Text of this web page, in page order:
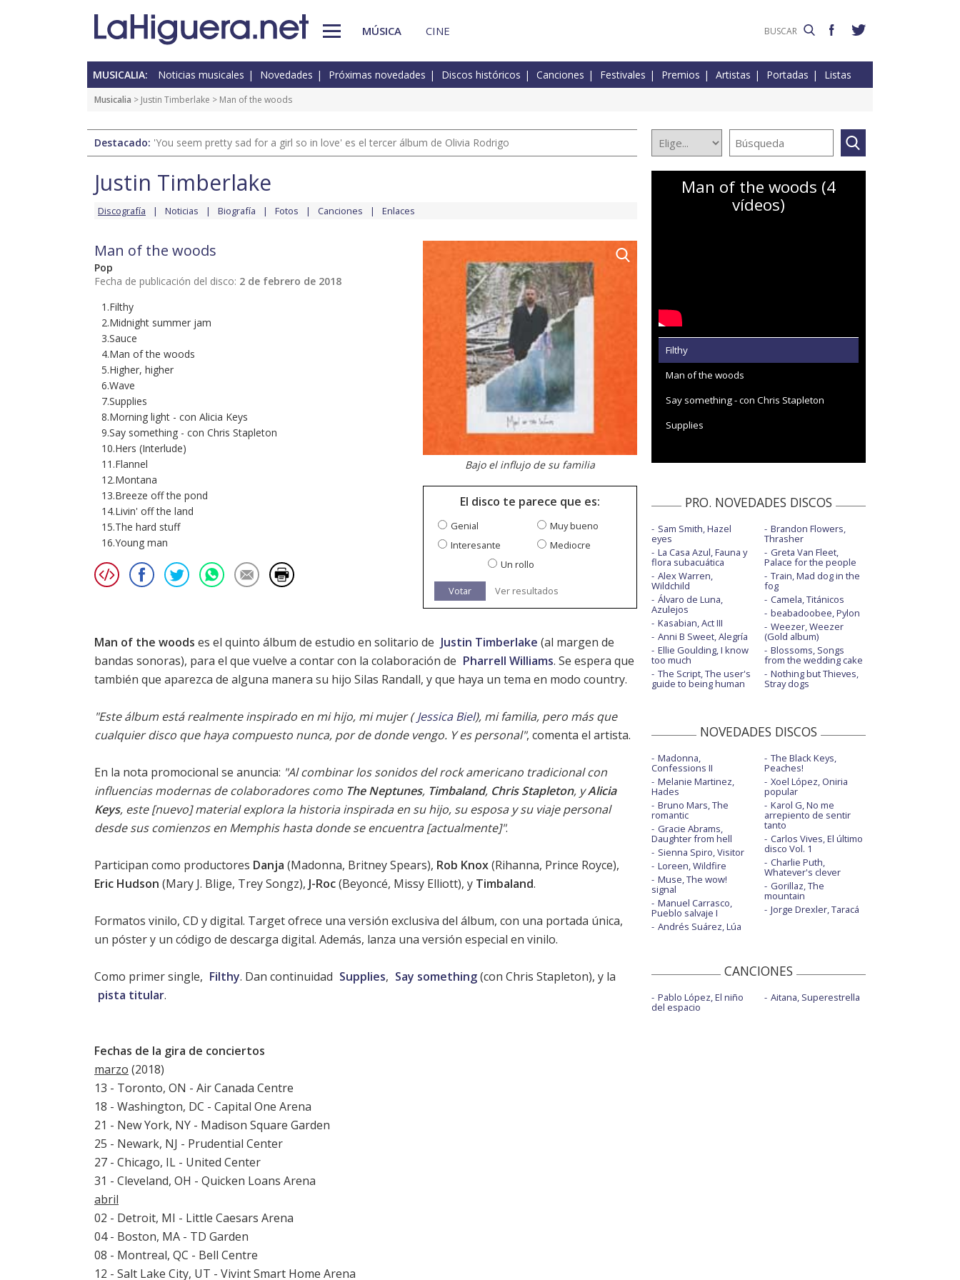
MÚSICA CINE
MUSICALIA: Noticias musicales Novedades Próximas novedades Discos históricos Canciones Festivales Premios Artistas Portadas Listas
Musicalia > Justin Timberlake > Man of the woods
Destacado: 'You seem pretty sad for a girl so in love' es el tercer álbum de Olivia Rodrigo
Justin Timberlake
Discografía Noticias Biografía Fotos Canciones Enlaces
Man of the woods
Pop
Fecha de publicación del disco: 2 de febrero de 2018
1.Filthy
2.Midnight summer jam
3.Sauce
4.Man of the woods
5.Higher, higher
6.Wave
7.Supplies
8.Morning light - con Alicia Keys
9.Say something - con Chris Stapleton
10.Hers (Interlude)
11.Flannel
12.Montana
13.Breeze off the pond
14.Livin' off the land
15.The hard stuff
16.Young man
Bajo el influjo de su familia
El disco te parece que es:
Genial
Muy bueno
Interesante
Mediocre
Un rollo
Votar Ver resultados
Man of the woods es el quinto álbum de estudio en solitario de Justin Timberlake (al margen de
bandas sonoras), para el que vuelve a contar con la colaboración de Pharrell Williams. Se espera que
también que aparezca de alguna manera su hijo Silas Randall, y que haya un tema en modo country.
"Este álbum está realmente inspirado en mi hijo, mi mujer ( Jessica Biel), mi familia, pero más que
cualquier disco que haya compuesto nunca, por de donde vengo. Y es personal", comenta el artista.
En la nota promocional se anuncia: "Al combinar los sonidos del rock americano tradicional con
influencias modernas de colaboradores como The Neptunes, Timbaland, Chris Stapleton, yAlicia
Keys, este [nuevo] material explora la historia inspirada en su hijo, su esposa y su viaje personal
desde sus comienzos en Memphis hasta donde se encuentra [actualmente]".
Participan como productores Danja (Madonna, Britney Spears), Rob Knox(Rihanna, Prince Royce),
Eric Hudson (Mary J. Blige, Trey Songz), J-Roc(Beyoncé, Missy Elliott), y Timbaland.
Formatos vinilo, CD y digital. Target ofrece una versión exclusiva del álbum, con una portada única,
un póster y un código de descarga digital. Además, lanza una versión especial en vinilo.
Como primer single, Filthy. Dan continuidad Supplies, Say something(con Chris Stapleton), y la
pista titular.
Fechas de la gira de conciertos
marzo (2018)
13 - Toronto, ON - Air Canada Centre
18 - Washington, DC - Capital One Arena
21 - New York, NY - Madison Square Garden
25 - Newark, NJ - Prudential Center
27 - Chicago, IL - United Center
31 - Cleveland, OH - Quicken Loans Arena
abril
02 - Detroit, MI - Little Caesars Arena
04 - Boston, MA - TD Garden
08 - Montreal, QC - Bell Centre
12 - Salt Lake City, UT - Vivint Smart Home Arena
Man of the woods (4
vídeos)
Filthy
Man of the woods
Say something - con Chris Stapleton
Supplies
PRO. NOVEDADES DISCOS
Sam Smith, Hazel
eyes
La Casa Azul, Fauna y
flora subacuática
Alex Warren,
Wildchild
Álvaro de Luna,
Azulejos
Kasabian, Act III
Anni B Sweet, Alegría
Ellie Goulding, I know
too much
The Script, The user's
guide to being human
Brandon Flowers,
Thrasher
Greta Van Fleet,
Palace for the people
Train, Mad dog in the
fog
Camela, Titánicos
beabadoobee, Pylon
Weezer, Weezer
(Gold album)
Blossoms, Songs
from the wedding cake
Nothing but Thieves,
Stray dogs
NOVEDADES DISCOS
Madonna,
Confessions II
Melanie Martinez,
Hades
Bruno Mars, The
romantic
Gracie Abrams,
Daughter from hell
Sienna Spiro, Visitor
Loreen, Wildfire
Muse, The wow!
signal
Manuel Carrasco,
Pueblo salvaje I
Andrés Suárez, Lúa
The Black Keys,
Peaches!
Xoel López, Oniria
popular
Karol G, No me
arrepiento de sentir
tanto
Carlos Vives, El último
disco Vol. 1
Charlie Puth,
Whatever's clever
Gorillaz, The
mountain
Jorge Drexler, Taracá
CANCIONES
Pablo López, El niño
del espacio
Aitana, Superestrella